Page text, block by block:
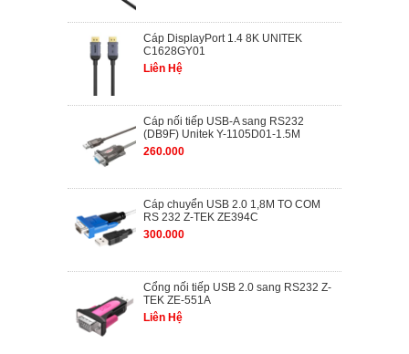
Cáp DisplayPort 1.4 8K UNITEK
C1628GY01
Liên Hệ
Cáp nối tiếp USB-A sang RS232
(DB9F) Unitek Y-1105D01-1.5M
260.000
Cáp chuyển USB 2.0 1,8M TO COM
RS 232 Z-TEK ZE394C
300.000
Cổng nối tiếp USB 2.0 sang RS232 Z-
TEK ZE-551A
Liên Hệ